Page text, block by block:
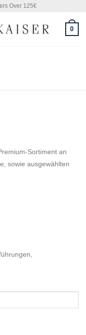
Over 125€
0
Sortiment an
sowie ausgewählten